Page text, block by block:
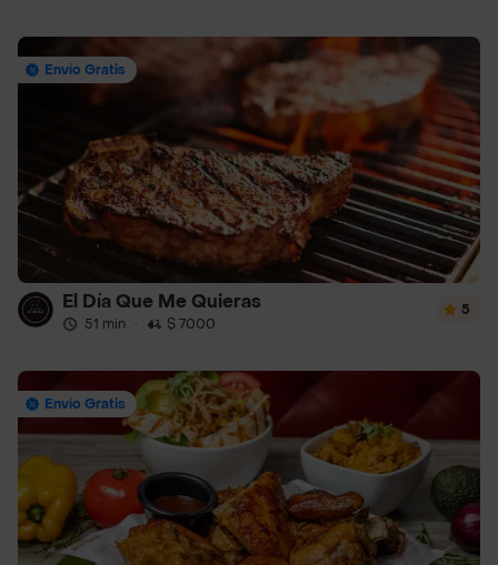
Envío Gratis
El Día Que Me Quieras
51 min · $ 7000
5
Envío Gratis